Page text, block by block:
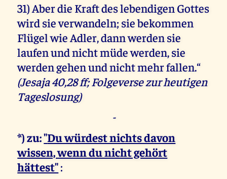
31) Aber die Kraft des lebendigen Gottes
wird sie verwandeln; sie bekommen
Flügel wie Adler, dann werden sie
laufen und nicht müde werden, sie
werden gehen und nicht mehr fallen.“
(Jesaja 40,28 ff; Folgeverse zur heutigen
Tageslosung)
-
*) zu:"Du würdest nichts davon
wissen, wenn du nicht gehört
hättest":